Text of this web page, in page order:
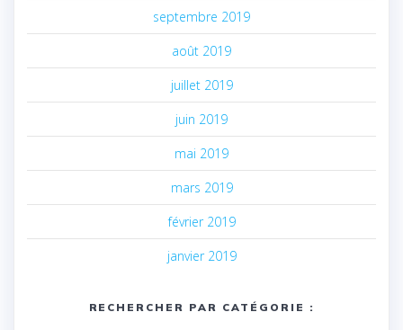
septembre 2019
août 2019
juillet 2019
juin 2019
mai 2019
mars 2019
février 2019
janvier 2019
RECHERCHER PAR CATÉGORIE :